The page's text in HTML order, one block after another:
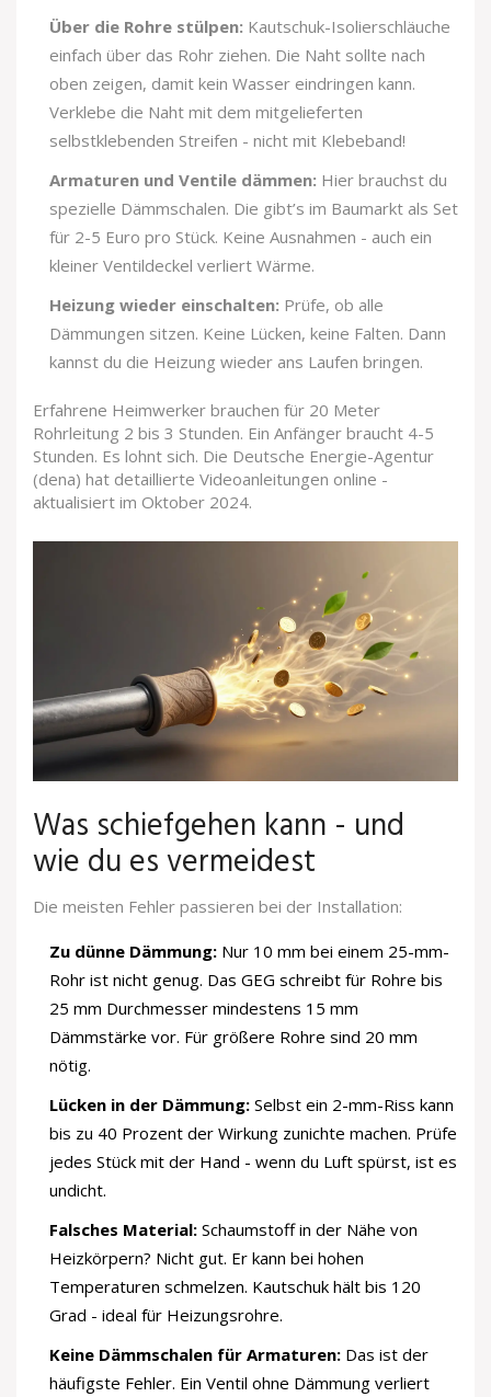
Über die Rohre stülpen: Kautschuk-Isolierschläuche
einfach über das Rohr ziehen. Die Naht sollte nach
oben zeigen, damit kein Wasser eindringen kann.
Verklebe die Naht mit dem mitgelieferten
selbstklebenden Streifen - nicht mit Klebeband!
Armaturen und Ventile dämmen: Hier brauchst du
spezielle Dämmschalen. Die gibt’s im Baumarkt als Set
für 2-5 Euro pro Stück. Keine Ausnahmen - auch ein
kleiner Ventildeckel verliert Wärme.
Heizung wieder einschalten: Prüfe, ob alle
Dämmungen sitzen. Keine Lücken, keine Falten. Dann
kannst du die Heizung wieder ans Laufen bringen.
Erfahrene Heimwerker brauchen für 20 Meter
Rohrleitung 2 bis 3 Stunden. Ein Anfänger braucht 4-5
Stunden. Es lohnt sich. Die Deutsche Energie-Agentur
(dena) hat detaillierte Videoanleitungen online -
aktualisiert im Oktober 2024.
Was schiefgehen kann - und
wie du es vermeidest
Die meisten Fehler passieren bei der Installation:
Zu dünne Dämmung: Nur 10 mm bei einem 25-mm-
Rohr ist nicht genug. Das GEG schreibt für Rohre bis
25 mm Durchmesser mindestens 15 mm
Dämmstärke vor. Für größere Rohre sind 20 mm
nötig.
Lücken in der Dämmung: Selbst ein 2-mm-Riss kann
bis zu 40 Prozent der Wirkung zunichte machen. Prüfe
jedes Stück mit der Hand - wenn du Luft spürst, ist es
undicht.
Falsches Material: Schaumstoff in der Nähe von
Heizkörpern? Nicht gut. Er kann bei hohen
Temperaturen schmelzen. Kautschuk hält bis 120
Grad - ideal für Heizungsrohre.
Keine Dämmschalen für Armaturen: Das ist der
häufigste Fehler. Ein Ventil ohne Dämmung verliert